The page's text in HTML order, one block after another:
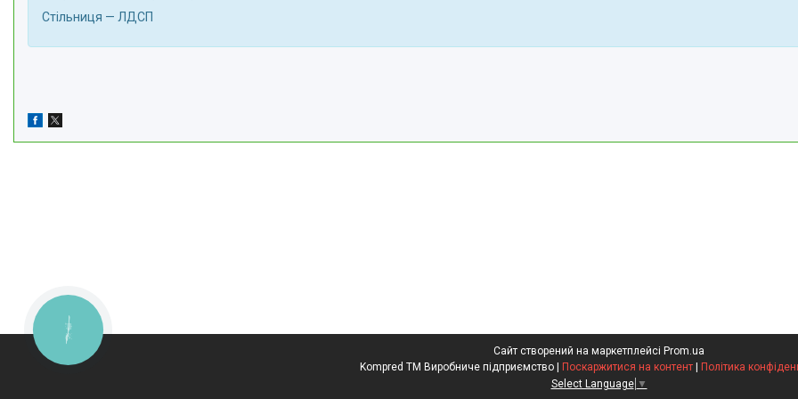
Стільниця — ЛДСП
Сайт створений на маркетплейсі Prom.ua
Kompred TM Виробниче підприємство | Поскаржитися на контент | Політика
Select Language ▼
КНОПКА
ЗВ'ЯЗКУ